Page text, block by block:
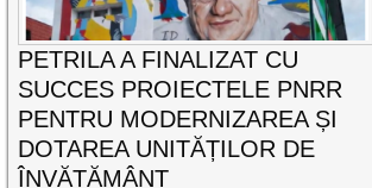
PETRILA A FINALIZAT CU
SUCCES PROIECTELE PNRR
PENTRU MODERNIZAREA ȘI
DOTAREA UNITĂȚILOR DE
ÎNVĂȚĂMÂNT